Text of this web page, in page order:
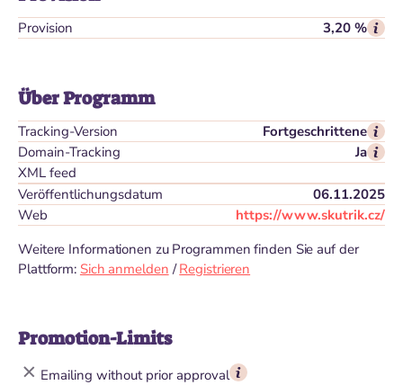
Provision 3,20 %
Über Programm
Tracking-Version
Fortgeschrittene
Domain-Tracking
Ja
XML feed
Veröffentlichungsdatum
06.11.2025
Web
https://www.skutrik.cz/
Weitere Informationen zu Programmen finden Sie auf der
Plattform: Sich anmelden /Registrieren
Promotion-Limits
Emailing without prior approval